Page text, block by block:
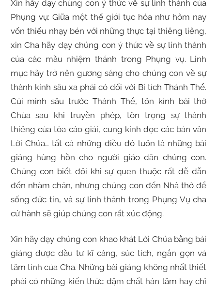
Xin hãy dạy chúng con ý thức về sự linh thánh của
Phụng vụ: Giữa một thế giới tục hóa như hôm nay
vốn thiếu nhạy bén với những thực tại thiêng liêng,
xin Cha hãy dạy chúng con ý thức về sự linh thánh
của các mầu nhiệm thánh trong Phụng vụ. Linh
mục hãy trở nên gương sáng cho chúng con về sự
thành kính sâu xa phải có đối với Bí tích Thánh Thể.
Cúi mình sâu trước Thánh Thể, tôn kính bái thờ
Chúa sau khi truyền phép, tôn trọng sự thánh
thiêng của tòa cáo giải, cung kính đọc các bản văn
Lời Chúa… tất cả những điều đó luôn là những bài
giảng hùng hồn cho người giáo dân chúng con.
Chúng con biết đôi khi sự quen thuộc rất dễ dẫn
đến nhàm chán, nhưng chúng con đến Nhà thờ để
sống đức tin, và sự linh thánh trong Phụng Vụ cha
cử hành sẽ giúp chúng con rất xúc động.
Xin hãy dạy chúng con khao khát Lời Chúa bằng bài
giảng được đầu tư kĩ càng, súc tích, ngắn gọn và
tâm tình của Cha. Những bài giảng không nhất thiết
phải có những kiến thức đậm chất hàn lâm hay chỉ